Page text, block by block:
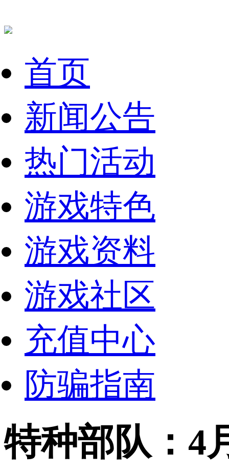
首页
新闻公告
热门活动
游戏特色
游戏资料
游戏社区
充值中心
防骗指南
特种部队：4